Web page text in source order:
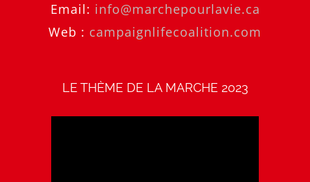
Email: info@marchepourlavie.ca
Web : campaignlifecoalition.com
LE THÈME DE LA MARCHE 2023